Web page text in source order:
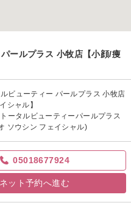
ールプラス 小牧店【小顔/痩
ビューティー パールプラス 小牧店
シャル】
ータルビューティーパールプラス
ソウシン フェイシャル)
05018677924
ネット予約へ進む